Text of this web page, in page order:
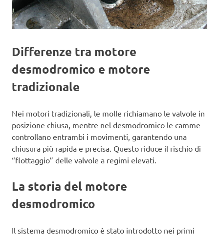
Differenze tra motore
desmodromico e motore
tradizionale
Nei motori tradizionali, le molle richiamano le valvole in
posizione chiusa, mentre nel desmodromico le camme
controllano entrambi i movimenti, garantendo una
chiusura più rapida e precisa. Questo riduce il rischio di
“flottaggio” delle valvole a regimi elevati.
La storia del motore
desmodromico
Il sistema desmodromico è stato introdotto nei primi